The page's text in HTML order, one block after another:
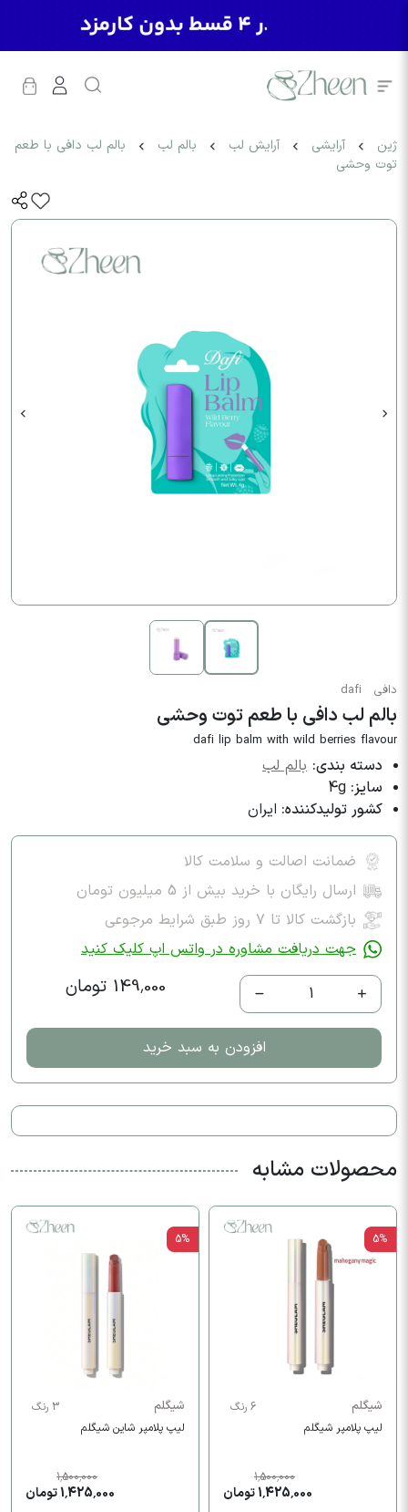
ژین آرایشی آرایش لب بالم لب
بالم لب دافی با طعم
توت وحشی
دافی dafi
بالم لب دافی با طعم توت وحشی
dafi lip balm with wild berries flavour
دسته بندی: بالم لب
سایز: 4g
کشور تولیدکننده: ایران
ضمانت اصالت و سلامت کالا
ارسال رایگان با خرید بیش از 5 میلیون تومان
بازگشت کالا تا ۷ روز طبق شرایط مرجوعی
جهت دریافت مشاوره در واتس اپ کلیک کنید
1 149,000 تومان
افزودن به سبد خرید
محصولات مشابه
5%
شیگلم
6 رنگ
لیپ پلامپر شیگلم
1,500,000
1,425,000 تومان
5%
شیگلم
3 رنگ
لیپ پلامپر شاین شیگلم
1,500,000
1,425,000 تومان